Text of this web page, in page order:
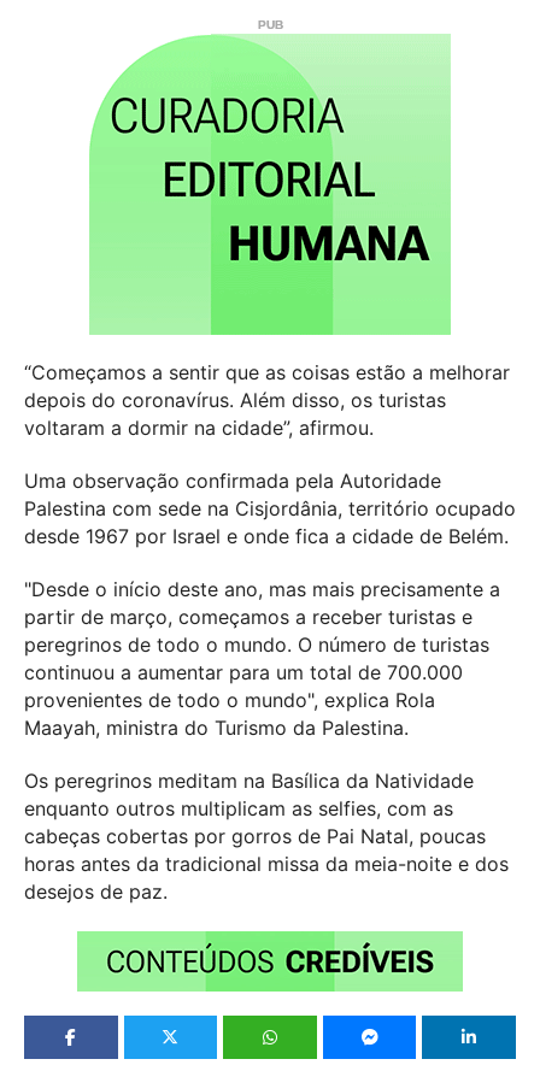
“Começamos a sentir que as coisas estão a melhorar
depois do coronavírus. Além disso, os turistas
voltaram a dormir na cidade”, afirmou.
Uma observação confirmada pela Autoridade
Palestina com sede na Cisjordânia, território ocupado
desde 1967 por Israel e onde fica a cidade de Belém.
"Desde o início deste ano, mas mais precisamente a
partir de março, começamos a receber turistas e
peregrinos de todo o mundo. O número de turistas
continuou a aumentar para um total de 700.000
provenientes de todo o mundo", explica Rola
Maayah, ministra do Turismo da Palestina.
Os peregrinos meditam na Basílica da Natividade
enquanto outros multiplicam as selfies, com as
cabeças cobertas por gorros de Pai Natal, poucas
horas antes da tradicional missa da meia-noite e dos
desejos de paz.